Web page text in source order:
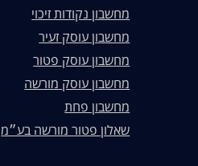
מחשבון נקודות זיכוי
מחשבון עוסק זעיר
מחשבון עוסק פטור
מחשבון עוסק מורשה
מחשבון פחת
שאלון פטור מורשה בע״מ